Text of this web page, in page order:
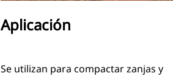
Aplicación
Se utilizan para compactar zanjas y